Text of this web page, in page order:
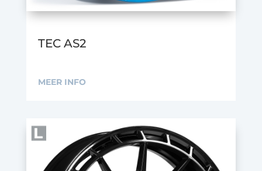
TEC AS2
MEER INFO